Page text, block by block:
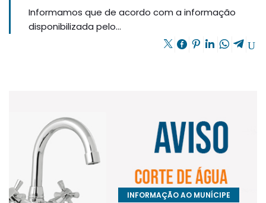
Informamos que de acordo com a informação
disponibilizada pelo...
INFORMAÇÃO AO MUNÍCIPE